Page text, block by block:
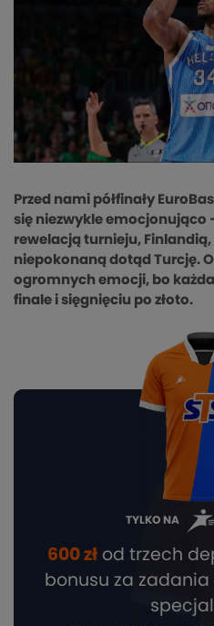
Przed nami półfinały
się niezwykle emocjonująco
rewelacją turnieju,
niepokonaną dotąd Turcję.
ogromnych emocji, bo
finale i sięgnięciu po złoto.
TYLKO NA
600 złod trzech
bonusu za zadania